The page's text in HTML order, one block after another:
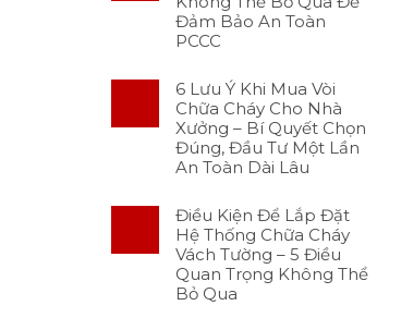
Đảm Bảo An Toàn
PCCC
6 Lưu Ý Khi Mua Vòi
Chữa Cháy Cho Nhà
Xưởng – Bí Quyết Chọn
Đúng, Đầu Tư Một Lần
An Toàn Dài Lâu
Điều Kiện Để Lắp Đặt
Hệ Thống Chữa Cháy
Vách Tường – 5 Điều
Quan Trọng Không Thể
Bỏ Qua